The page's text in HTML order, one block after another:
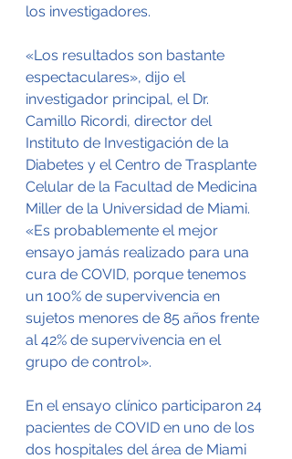
los investigadores.
«Los resultados son bastante
espectaculares», dijo el
investigador principal, el Dr.
Camillo Ricordi, director del
Instituto de Investigación de la
Diabetes y el Centro de Trasplante
Celular de la Facultad de Medicina
Miller de la Universidad de Miami.
«Es probablemente el mejor
ensayo jamás realizado para una
cura de COVID, porque tenemos
un 100% de supervivencia en
sujetos menores de 85 años frente
al 42% de supervivencia en el
grupo de control».
En el ensayo clínico participaron 24
pacientes de COVID en uno de los
dos hospitales del área de Miami